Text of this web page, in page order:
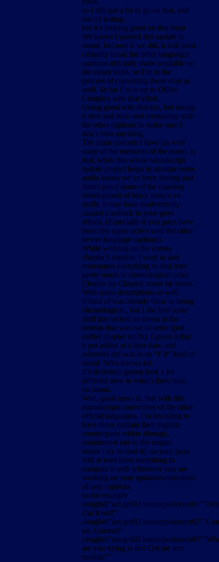
so I still got a bit to go on that, and
lots of testing.
but it’s looking good on that front
We haven’t pushed this update to
steam, because if we did, it will most
certainly break the other languages
captions officially made available on
the steam build, so I’m in the
process of converting those over as
well. So far I’m to up to Office
Complex with that effort.
Going good with that too, but taking
it nice and slow and comparing with
the other captions to make sure I
don’t miss anything.
The main concern I have (as well
some of the members of the team), is
that, while this whole soundscript
update project helps to aleviate some
audio issues we’ve been having and
future proof some of the ongoing
development of black mesa’s vo
stuffs, it may have inadvertently
caused a setback in your guys
efforts. (Especially if you guys have
been like super active with the other
newer language captions)
While working on the scenes
chapter’s caption, I went in and
rearranged everything so that runs
pretty much in chronological order.
Chapter by Chapter, scene by scene.
With scene descriptions as well.
It kind of was already close to being
chronological , but I did find some
stuff just tacked on down at the
bottom that was out of order (just
earlier chapter stuffs). I guess it that
it got added at a later date, and
whoever did was in an “F it” kind of
mood. Who knows lol.
It’s definitely gonna look a lot
different now to what’s there now
on steam.
Well, good news is, that with this
soundscripts conversion of the other
official languages, I’m intending to
have those contain their english
counterparts within (though,
commented out so the engine
doesn’t try to read it), so your guys
will at least have something to
compare it with whenever you are
working on your updates/corrections
of said captions.
so for example
//
Cut it out!”
//
on, Gordon!”
//
are you trying to do? Get me into
trouble?”